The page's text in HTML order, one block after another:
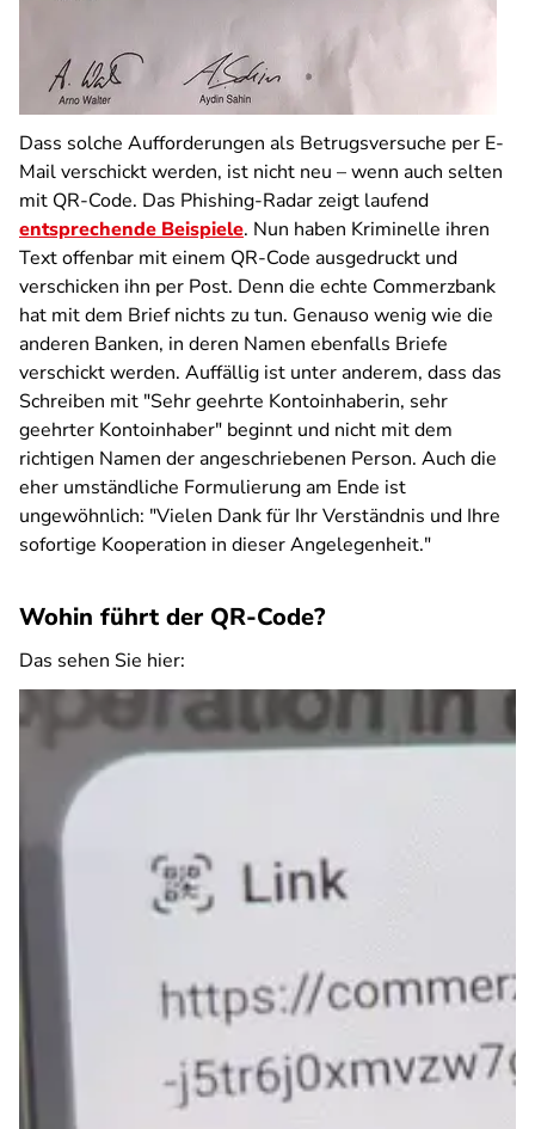
Dass solche Aufforderungen als Betrugsversuche per E-
Mail verschickt werden, ist nicht neu – wenn auch selten
mit QR-Code. Das Phishing-Radar zeigt laufend
entsprechende Beispiele. Nun haben Kriminelle ihren
Text offenbar mit einem QR-Code ausgedruckt und
verschicken ihn per Post. Denn die echte Commerzbank
hat mit dem Brief nichts zu tun. Genauso wenig wie die
anderen Banken, in deren Namen ebenfalls Briefe
verschickt werden. Auffällig ist unter anderem, dass das
Schreiben mit "Sehr geehrte Kontoinhaberin, sehr
geehrter Kontoinhaber" beginnt und nicht mit dem
richtigen Namen der angeschriebenen Person. Auch die
eher umständliche Formulierung am Ende ist
ungewöhnlich: "Vielen Dank für Ihr Verständnis und Ihre
sofortige Kooperation in dieser Angelegenheit."
Wohin führt der QR-Code?
Das sehen Sie hier: